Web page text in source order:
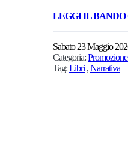
LEGGI IL
Sabato 23 Maggio
Categoria:
Tag:Libri ,Narrativa